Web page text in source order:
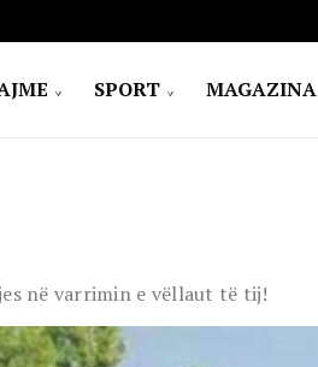
SPORT MAGAZINA
në varrimin e vëllaut të tij!